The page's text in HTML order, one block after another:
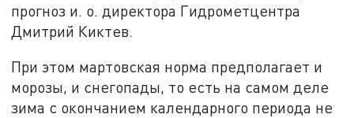
прогноз и. о. директора Гидрометцентра
Дмитрий Киктев.
При этом мартовская норма предполагает и
морозы, и снегопады, то есть на самом деле
зима с окончанием календарного периода не